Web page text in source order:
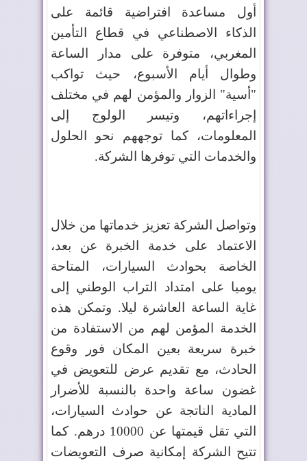
أول مساعدة افتراضية قائمة على
الذكاء الاصطناعي في قطاع التأمين
المغربي، متوفرة على مدار الساعة
وطوال أيام الأسبوع، حيث تواكب
"أسية" الزوار والمؤمن لهم في مختلف
إجراءاتهم، وتيسر الولوج إلى
المعلومات، كما توجههم نحو الحلول
والخدمات التي توفرها الشركة.
وتواصل الشركة تعزيز خدماتها من خلال
الاعتماد على خدمة الخبرة عن بعد،
الخاصة بحوادث السيارات، المتاحة
يوميا على امتداد التراب الوطني إلى
غاية الساعة العاشرة ليلا. وتمكن هذه
الخدمة المؤمن لهم من الاستفادة من
خبرة سريعة بعين المكان فور وقوع
الحادث، مع تقديم عرض للتعويض في
غضون ساعة واحدة بالنسبة للأضرار
المادية الناتجة عن حوادث السيارات،
التي تقل قيمتها عن 10000 درهم. كما
تتيح الشركة إمكانية صرف التعويضات